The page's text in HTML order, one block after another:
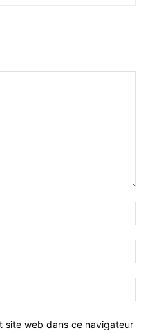
site web dans ce navigateur